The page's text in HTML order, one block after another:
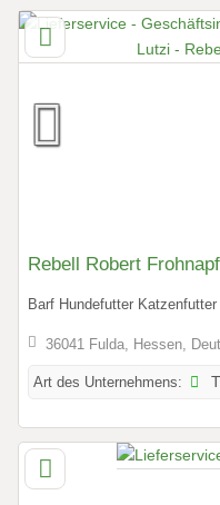
Rebell Robert
Barf Hundefutter
36041 Fulda, Hessen,
Art des Unternehmens: